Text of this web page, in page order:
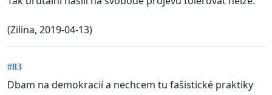
(Zilina, 2019-04-13)
#83
Dbam na demokracií a nechcem tu fašistické praktiky